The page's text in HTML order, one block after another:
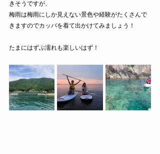
きそうですが、
梅雨は梅雨にしか見えない景色や経験がたくさんで
きますのでカッパを着て出かけてみましょう！
たまにはずぶ濡れも楽しいはず！